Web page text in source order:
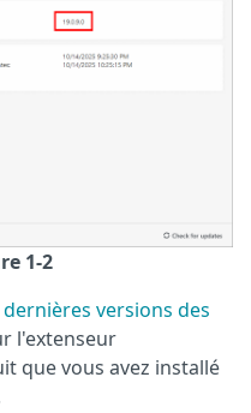
1-2
dernières versions des
l'extenseur
que vous avez installé